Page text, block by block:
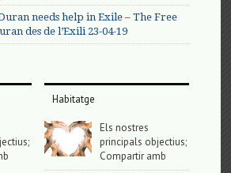
needs help in Exile – The Free
des de l’Exili 23-04-19
Habitatge
Els nostres
principals objectius;
Compartir amb